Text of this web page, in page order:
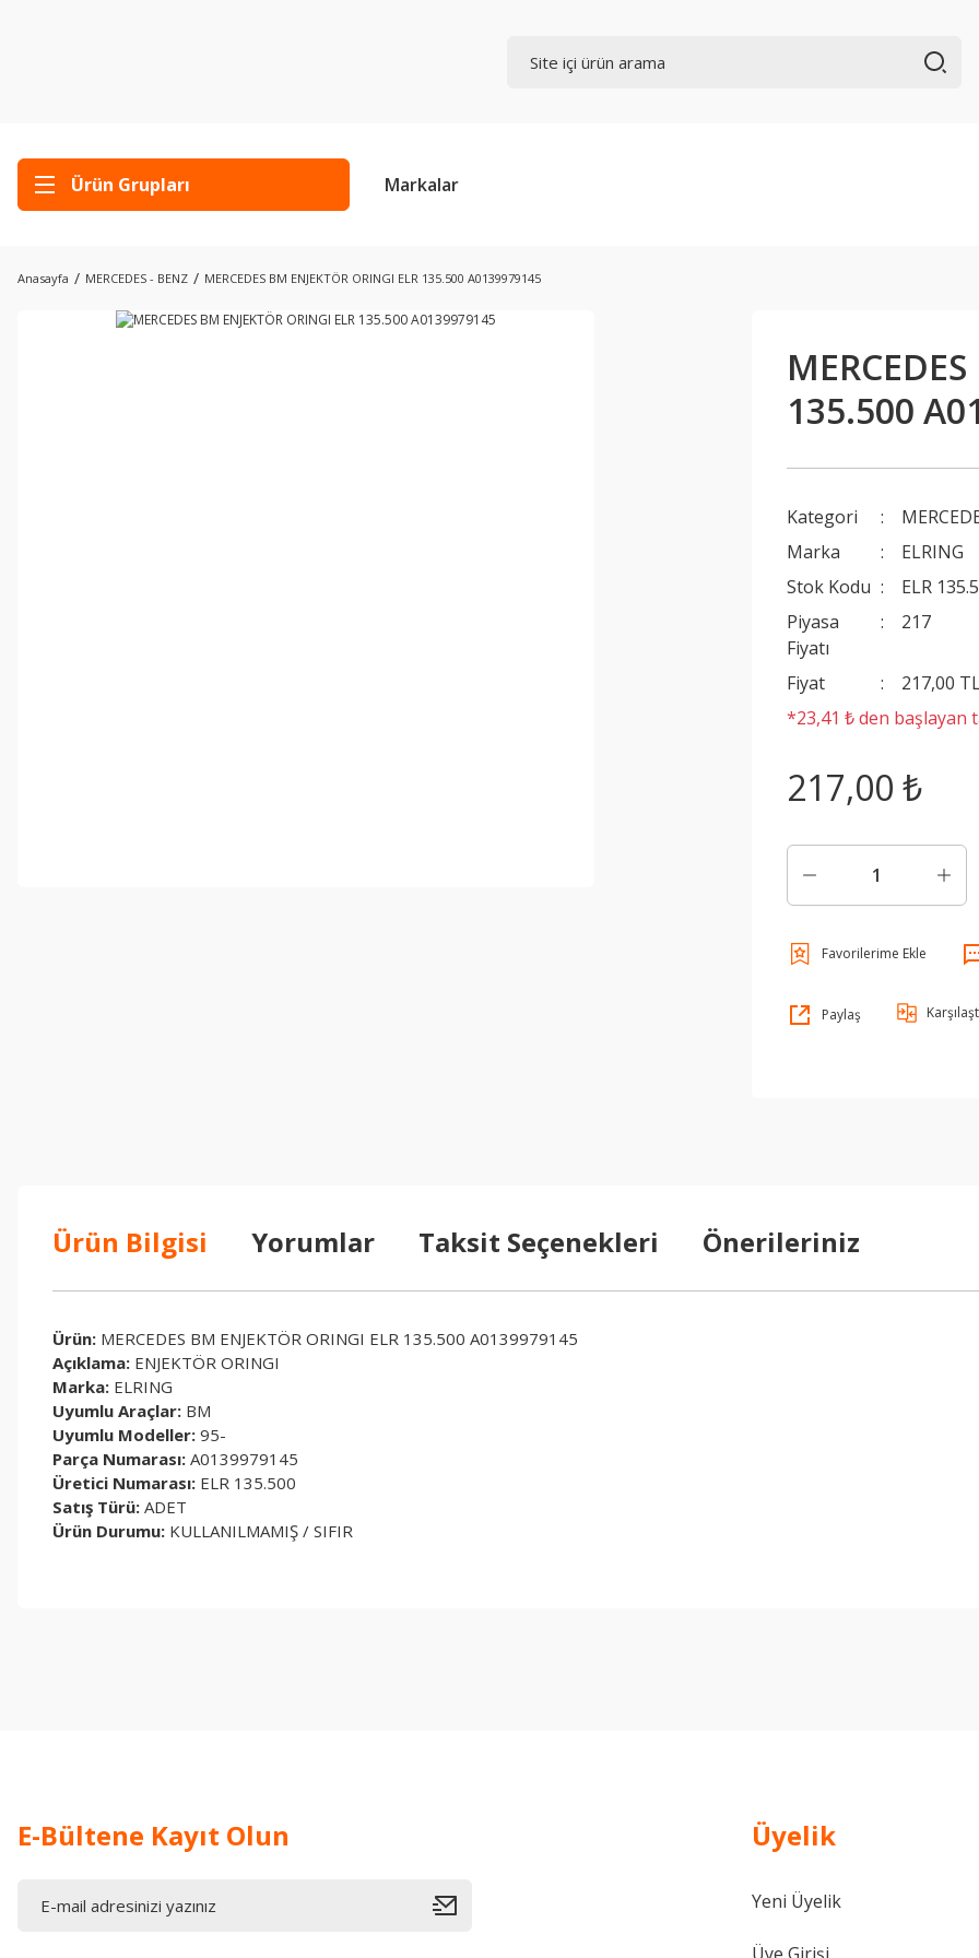
Ürün Grupları Markalar
Anasayfa MERCEDES - BENZ MERCEDES BM ENJEKTÖR ORINGI ELR 135.500 A0139979145
135.500
Kategori
Marka
ELRING
Stok Kodu
ELR
Piyasa
Fiyatı
217
Fiyat
217,00
*23,41 ₺ den başlayan
217,00 ₺
Paylaş
Ürün Bilgisi Yorumlar Taksit Seçenekleri Önerileriniz
Ürün: MERCEDES BM ENJEKTÖR ORINGI ELR 135.500 A0139979145
Açıklama: ENJEKTÖR ORINGI
Marka: ELRING
Uyumlu Araçlar: BM
Uyumlu Modeller: 95-
Parça Numarası: A0139979145
Üretici Numarası: ELR 135.500
Satış Türü: ADET
Ürün Durumu: KULLANILMAMIŞ / SIFIR
E-Bültene Kayıt Olun Üyelik
Yeni Üyelik